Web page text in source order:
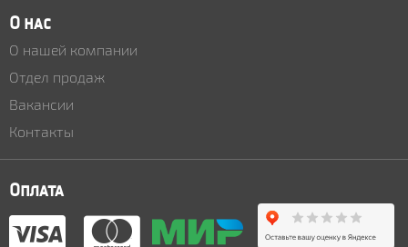
О нас
О нашей компании
Отдел продаж
Вакансии
Контакты
Оплата